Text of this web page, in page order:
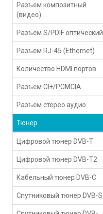
Разъем композитный
(видео)
Разъем S/PDIF оптический
Разъем RJ-45 (Ethernet)
Количество HDMI портов
Разъем CI+/PCMCIA
Разъем стерео аудио
Тюнер
Цифровой тюнер DVB-T
Цифровой тюнер DVB-T2
Кабельный тюнер DVB-C
Спутниковый тюнер DVB-S